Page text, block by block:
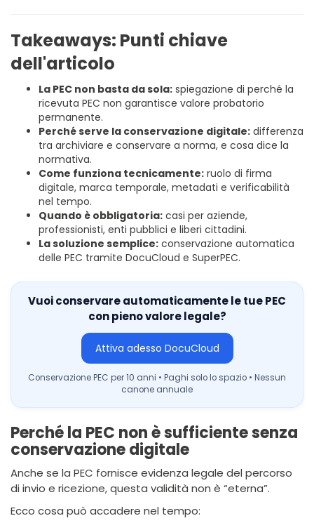
Takeaways: Punti chiave
dell'articolo
La PEC non basta da sola: spiegazione di perché la
ricevuta PEC non garantisce valore probatorio
permanente.
Perché serve la conservazione digitale: differenza
tra archiviare e conservare a norma, e cosa dice la
normativa.
Come funziona tecnicamente: ruolo di firma
digitale, marca temporale, metadati e verificabilità
nel tempo.
Quando è obbligatoria: casi per aziende,
professionisti, enti pubblici e liberi cittadini.
La soluzione semplice: conservazione automatica
delle PEC tramite DocuCloud e SuperPEC.
Vuoi conservare automaticamente le tue PEC
con pieno valore legale?
Attiva adesso DocuCloud
Conservazione PEC per 10 anni • Paghi solo lo spazio • Nessun
canone annuale
Perché la PEC non è sufficiente senza
conservazione digitale
Anche se la PEC fornisce evidenza legale del percorso
di invio e ricezione, questa validità non è “eterna”.
Ecco cosa può accadere nel tempo: